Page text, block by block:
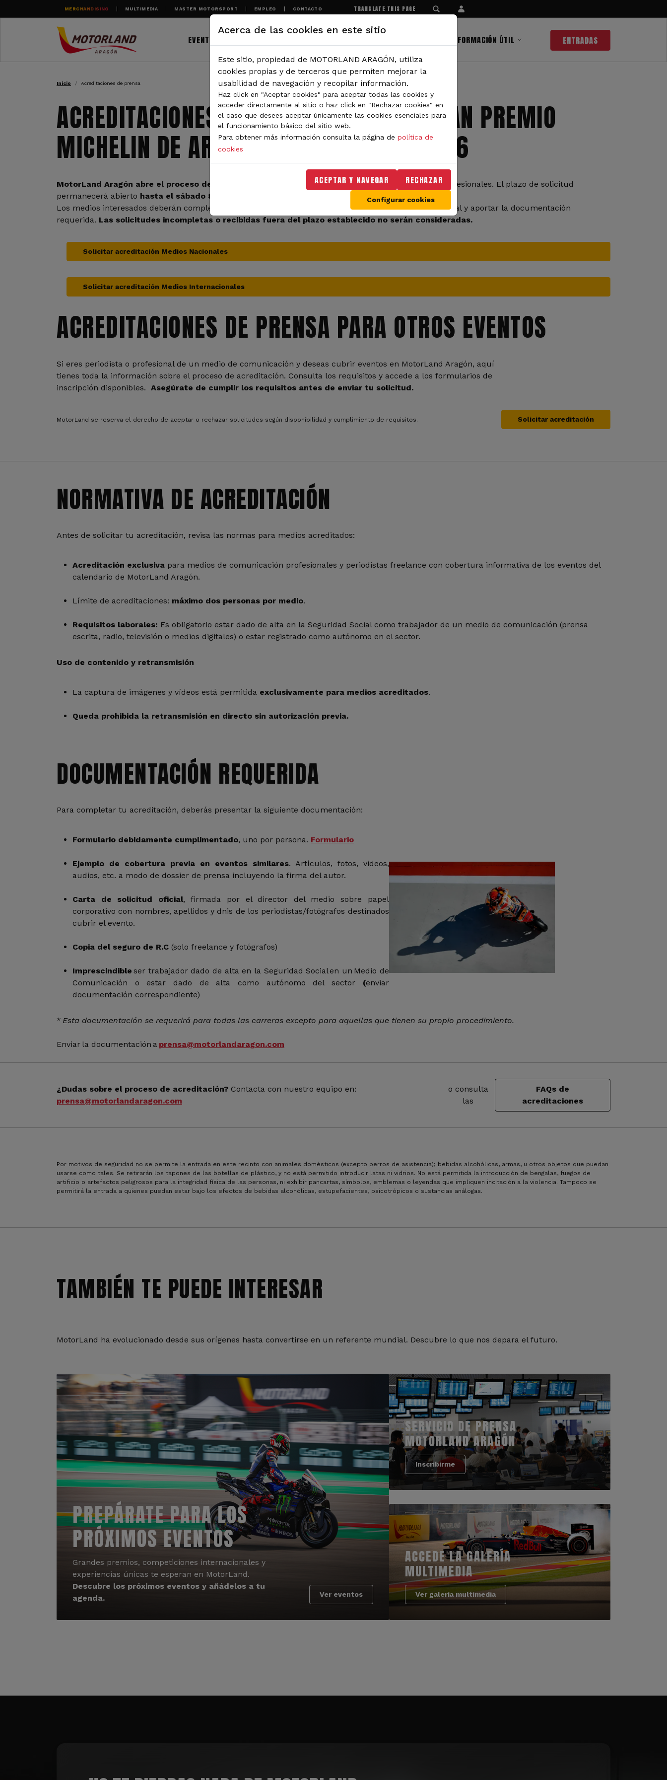
Pasar al contenido principal
MERCHANDISING MULTIMEDIA MASTER MOTORSPORT EMPLEO CONTACTO TRANSLATE THIS PAGE
EVENTOS INFORMACIÓN ÚTIL ENTRADAS
RUTA DE NAVEGACIÓN
Inicio Acreditaciones de prensa
ACREDITACIONES DE PRENSA PARA EL GRAN PREMIO
MICHELIN DE ARAGON DE MOTOGP™ 2026
MotorLand Aragón abre el proceso de solicitud
de acreditaciones para medios de comunicación profesionales. El plazo de solicitud
permanecerá abierto hasta el sábado 8 de agosto de 2026
Los medios interesados deberán completar el formulario correspondiente según su categoría profesional y aportar la documentación
requerida. Las solicitudes incompletas o recibidas fuera del plazo establecido no serán consideradas.
Solicitar acreditación Medios Nacionales
Solicitar acreditación Medios Internacionales
ACREDITACIONES DE PRENSA PARA OTROS EVENTOS
Si eres periodista o profesional de un medio de comunicación y deseas cubrir eventos en MotorLand Aragón, aquí
tienes toda la información sobre el proceso de acreditación. Consulta los requisitos y accede a los formularios de
inscripción disponibles. Asegúrate de cumplir los requisitos antes de enviar tu solicitud.
MotorLand se reserva el derecho de aceptar o rechazar solicitudes según disponibilidad y cumplimiento de requisitos. Solicitar acreditación
NORMATIVA DE ACREDITACIÓN
Antes de solicitar tu acreditación, revisa las normas para medios acreditados:
Acreditación exclusiva para medios de comunicación profesionales y periodistas freelance con cobertura informativa de los eventos del
calendario de MotorLand Aragón.
Límite de acreditaciones: máximo dos personas por medio.
Requisitos laborales: Es obligatorio estar dado de alta en la Seguridad Social como trabajador de un medio de comunicación (prensa
escrita, radio, televisión o medios digitales) o estar registrado como autónomo en el sector.
Uso de contenido y retransmisión
La captura de imágenes y vídeos está permitida exclusivamente para medios acreditados.
Queda prohibida la retransmisión en directo sin autorización previa.
DOCUMENTACIÓN REQUERIDA
Para completar tu acreditación, deberás presentar la siguiente documentación:
Formulario debidamente cumplimentado, uno por persona. Formulario
Ejemplo de cobertura previa en eventos similares. Artículos, fotos, videos,
audios, etc. a modo de dossier de prensa incluyendo la firma del autor.
Carta de solicitud oficial, firmada por el director del medio sobre papel
corporativo con nombres, apellidos y dnis de los periodistas/fotógrafos destinados
cubrir el evento.
Copia del seguro de R.C (solo freelance y fotógrafos)
Imprescindible ser trabajador dado de alta en la Seguridad Social en un Medio de
Comunicación o estar dado de alta como autónomo del sector(enviar
documentación correspondiente)
* Esta documentación se requerirá para todas las carreras excepto para aquellas que tienen su propio procedimiento.
Enviar la documentación a prensa@motorlandaragon.com
¿Dudas sobre el proceso de acreditación? Contacta con nuestro equipo en:
prensa@motorlandaragon.com
o consulta
las
FAQs de
acreditaciones
Por motivos de seguridad no se permite la entrada en este recinto con animales domésticos (excepto perros de asistencia); bebidas alcohólicas, armas, u otros objetos que puedan
usarse como tales. Se retirarán los tapones de las botellas de plástico, y no está permitido introducir latas ni vidrios. No está permitida la introducción de bengalas, fuegos de
artificio o artefactos peligrosos para la integridad física de las personas, ni exhibir pancartas, símbolos, emblemas o leyendas que impliquen incitación a la violencia. Tampoco se
permitirá la entrada a quienes puedan estar bajo los efectos de bebidas alcohólicas, estupefacientes, psicotrópicos o sustancias análogas.
TAMBIÉN TE PUEDE INTERESAR
MotorLand ha evolucionado desde sus orígenes hasta convertirse en un referente mundial. Descubre lo que nos depara el futuro.
PREPÁRATE PARA LOS
PRÓXIMOS EVENTOS
Grandes premios, competiciones internacionales y
experiencias únicas te esperan en MotorLand.
Descubre los próximos eventos y añádelos a tu
agenda.
Ver eventos
SERVICIO DE PRENSA
MOTORLAND ARAGÓN
Inscribirme
ACCEDE LA GALERÍA
MULTIMEDIA
Ver galería multimedia
Acerca de las cookies en este sitio
Este sitio, propiedad de MOTORLAND ARAGÓN, utiliza
cookies propias y de terceros que permiten mejorar la
usabilidad de navegación y recopilar información.
Haz click en "Aceptar cookies" para aceptar todas las cookies y
acceder directamente al sitio o haz click en "Rechazar cookies" en
el caso que desees aceptar únicamente las cookies esenciales para
el funcionamiento básico del sitio web.
Para obtener más información consulta la página de política de
cookies
ACEPTAR Y NAVEGAR RECHAZAR
Configurar cookies